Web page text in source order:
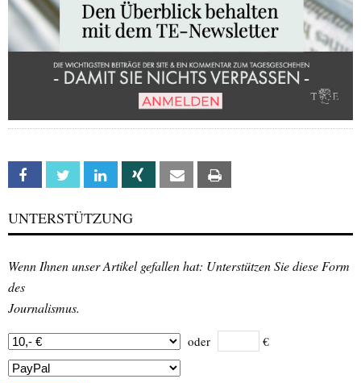
Facebook Twitter Linkedin Xing Email
UNTERSTÜTZUNG
Wenn Ihnen unser Artikel gefallen hat: Unterstützen Sie diese Form
des
Journalismus.
oder €